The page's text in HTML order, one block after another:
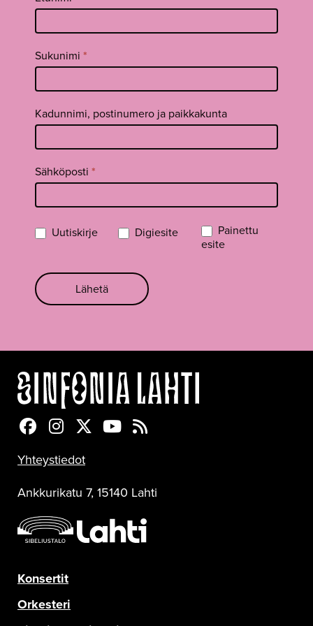
uutiskirje
footer FI
Sukunimi *
Kadunnimi, postinumero ja paikkakunta
Sähköposti *
Uutiskirje Digiesite
Painettu
esite
Lähetä
Sinfonia Lahti Facebookissa
Sinfonia Lahti Instagramissa
Sinfonia Lahti Twitterissä
Sinfonia Lahti YouTubessa
Sinfonia Lahti RSS-feed
Yhteystiedot
Ankkurikatu 7, 15140 Lahti
Konsertit
Orkesteri